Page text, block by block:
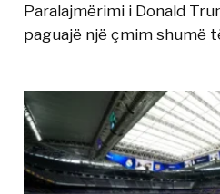
Paralajmërimi i Donald
paguajë një çmim shumë